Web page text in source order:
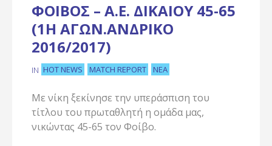
ΦΟΊΒΟΣ – Α.Ε. ΔΙΚΑΊΟΥ 45-65
(1Η ΑΓΩΝ.ΑΝΔΡΙΚΌ
2016/2017)
IN HOT NEWS MATCH REPORT ΝΈΑ
Με νίκη ξεκίνησε την υπεράσπιση του
τίτλου του πρωταθλητή η ομάδα μας,
νικώντας 45-65 τον Φοίβο.